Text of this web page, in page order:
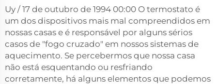
Uy / 17 de outubro de 1994 00:00 O termostato é
um dos dispositivos mais mal compreendidos em
nossas casas e é responsável por alguns sérios
casos de "fogo cruzado" em nossos sistemas de
aquecimento. Se percebermos que nossa casa
não está esquentando ou resfriando
corretamente, há alguns elementos que podemos